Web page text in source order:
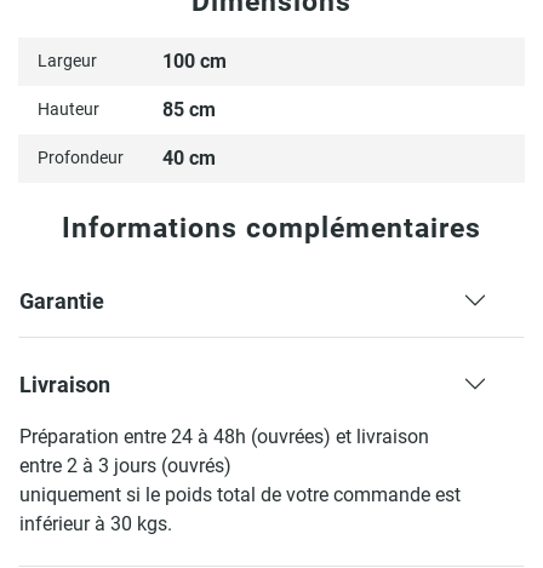
Largeur 100 cm
Hauteur 85 cm
Profondeur 40 cm
Informations complémentaires
Garantie
Livraison
Préparation entre 24 à 48h (ouvrées) et livraison
entre 2 à 3 jours (ouvrés)
uniquement si le poids total de votre commande est
inférieur à 30 kgs.